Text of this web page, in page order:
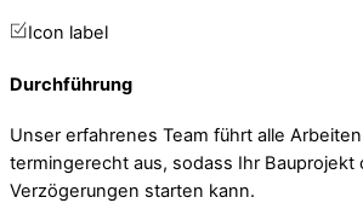
Icon label
Durchführung
Unser erfahrenes Team führt alle
termingerecht aus, sodass Ihr Bauprojekt
Verzögerungen starten kann.